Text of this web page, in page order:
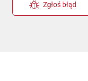
Zgłoś błąd